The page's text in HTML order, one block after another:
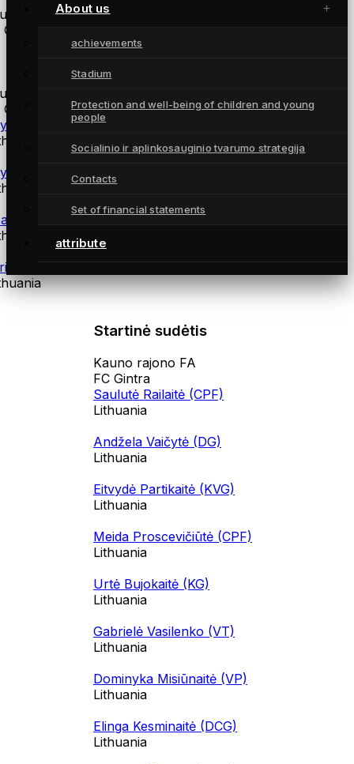
About us
achievements
Stadium
Protection and well-being of children and young
people
Socialinio ir aplinkosauginio tvarumo strategija
Contacts
Set of financial statements
attribute
rajono FA
rajono FA
training coach Andrius Daškus
Martynas Norvilas
coach Šarūnas Kazlauskas
treneris Artūr Sikorskij
Startinė sudėtis
Kauno rajono FA
FC Gintra
Saulutė Railaitė (CPF)
Lithuania
Andžela Vaičytė (DG)
Lithuania
Eitvydė Partikaitė (KVG)
Lithuania
Meida Proscevičiūtė (CPF)
Lithuania
Urtė Bujokaitė (KG)
Lithuania
Gabrielė Vasilenko (VT)
Lithuania
Dominyka Misiūnaitė (VP)
Lithuania
Elinga Kesminaitė (DCG)
Lithuania